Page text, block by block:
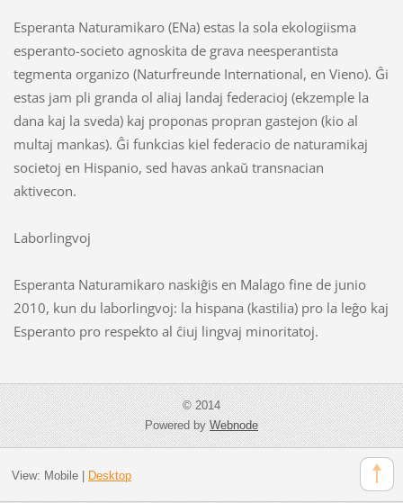
Esperanta Naturamikaro (ENa) estas la sola ekologiisma
esperanto-societo agnoskita de grava neesperantista
tegmenta organizo (Naturfreunde International, en Vieno). Ĝi
estas jam pli granda ol aliaj landaj federacioj (ekzemple la
dana kaj la sveda) kaj proponas propran gastejon (kio al
multaj mankas). Ĝi funkcias kiel federacio de naturamikaj
societoj en Hispanio, sed havas ankaŭ transnacian
aktivecon.
Laborlingvoj
Esperanta Naturamikaro naskiĝis en Malago fine de junio
2010, kun du laborlingvoj: la hispana (kastilia) pro la leĝo kaj
Esperanto pro respekto al ĉiuj lingvaj minoritatoj.
© 2014
Powered byWebnode
View: Mobile| Desktop